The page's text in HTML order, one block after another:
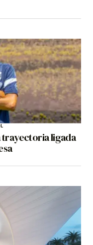
trayectoria ligada